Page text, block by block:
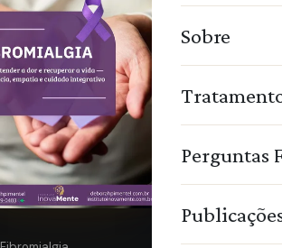
Sobre
Perguntas